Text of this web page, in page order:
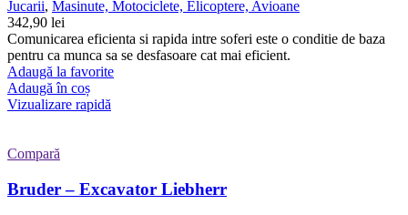
Jucarii, Masinute, Motociclete, Elicoptere, Avioane
342,90 lei
Comunicarea eficienta si rapida intre soferi este o conditie de baza
pentru ca munca sa se desfasoare cat mai eficient.
Adaugă la favorite
Adaugă în coș
Vizualizare rapidă
Compară
Bruder – Excavator Liebherr